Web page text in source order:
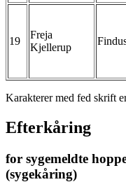
19
Freja
Kjellerup
Karakterer med fed skrift
Efterkåring
for sygemeldte
(sygekåring)